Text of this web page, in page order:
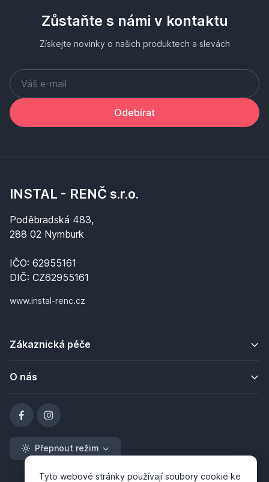
Zůstaňte s námi v kontaktu
Získejte novinky o našich produktech a slevách
Odebírat
INSTAL - RENČ s.r.o.
Poděbradská 483,
288 02 Nymburk
IČO: 62955161
DIČ: CZ62955161
www.instal-renc.cz
Zákaznická péče
O nás
Přepnout režim
Tyto webové stránky používají soubory cookie ke